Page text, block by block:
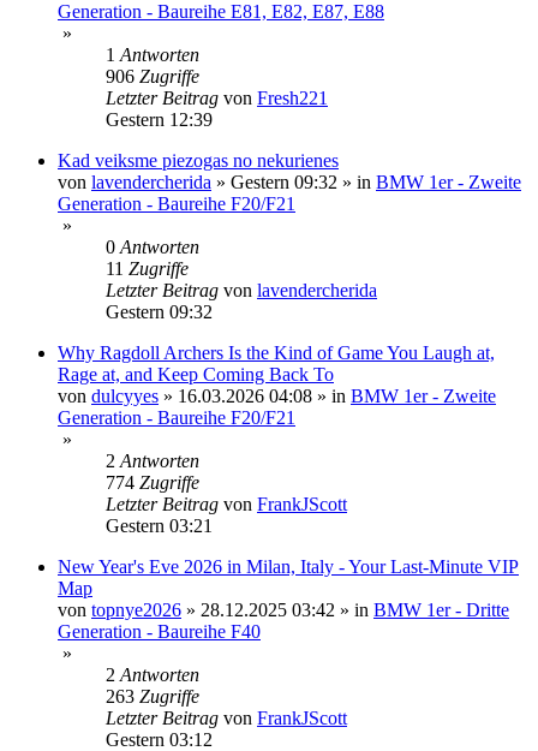
Generation - Baureihe E81, E82, E87, E88
»
1 Antworten
906 Zugriffe
Letzter Beitrag von Fresh221
Gestern 12:39
Kad veiksme piezogas no nekurienes
von lavendercherida » Gestern 09:32 » in BMW 1er - Zweite
Generation - Baureihe F20/F21
»
0 Antworten
11 Zugriffe
Letzter Beitrag von lavendercherida
Gestern 09:32
Why Ragdoll Archers Is the Kind of Game You Laugh at,
Rage at, and Keep Coming Back To
von dulcyyes » 16.03.2026 04:08 » in BMW 1er - Zweite
Generation - Baureihe F20/F21
»
2 Antworten
774 Zugriffe
Letzter Beitrag von FrankJScott
Gestern 03:21
New Year's Eve 2026 in Milan, Italy - Your Last-Minute VIP
Map
von topnye2026 » 28.12.2025 03:42 » in BMW 1er - Dritte
Generation - Baureihe F40
»
2 Antworten
263 Zugriffe
Letzter Beitrag von FrankJScott
Gestern 03:12